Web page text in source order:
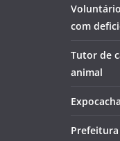
com
Tutor de
animal